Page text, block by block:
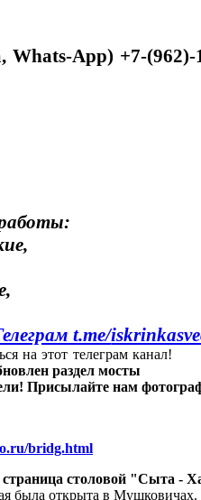
Whats-App) +7-(962)-
t.me/
на этот телеграм канал!
раздел мосты
Присылайте нам
bridg.html
страница столовой "Сыта -
была открыта в